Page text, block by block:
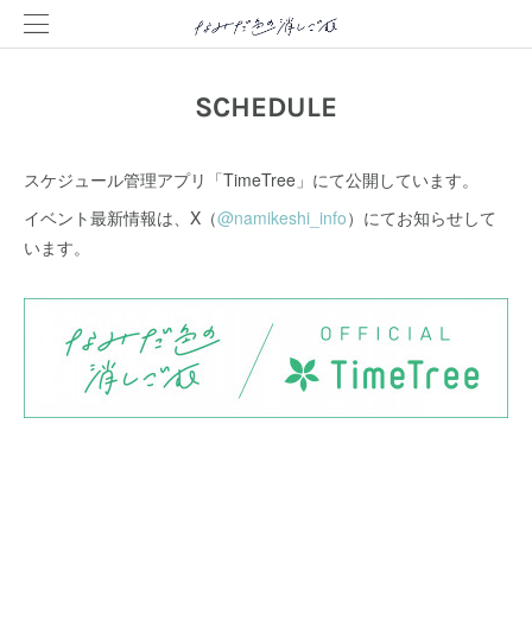
SCHEDULE
スケジュール管理アプリ「TimeTree」にて公開しています。
イベント最新情報は、X（@namikeshi_info）にてお知らせして
います。